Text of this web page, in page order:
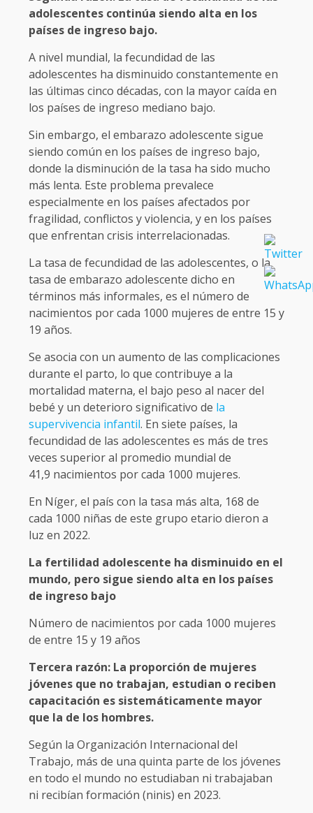
adolescentes continúa siendo alta en los
países de ingreso bajo.
A nivel mundial, la fecundidad de las
adolescentes ha disminuido constantemente en
las últimas cinco décadas, con la mayor caída en
los países de ingreso mediano bajo.
Sin embargo, el embarazo adolescente sigue
siendo común en los países de ingreso bajo,
donde la disminución de la tasa ha sido mucho
más lenta. Este problema prevalece
especialmente en los países afectados por
fragilidad, conflictos y violencia, y en los países
que enfrentan crisis interrelacionadas.
La tasa de fecundidad de las adolescentes, o la
tasa de embarazo adolescente dicho en
términos más informales, es el número de
nacimientos por cada 1000 mujeres de entre 15 y
19 años.
Se asocia con un aumento de las complicaciones
durante el parto, lo que contribuye a la
mortalidad materna, el bajo peso al nacer del
bebé y un deterioro significativo de la
supervivencia infantil. En siete países, la
fecundidad de las adolescentes es más de tres
veces superior al promedio mundial de
41,9 nacimientos por cada 1000 mujeres.
En Níger, el país con la tasa más alta, 168 de
cada 1000 niñas de este grupo etario dieron a
luz en 2022.
La fertilidad adolescente ha disminuido en el
mundo, pero sigue siendo alta en los países
de ingreso bajo
Número de nacimientos por cada 1000 mujeres
de entre 15 y 19 años
Tercera razón: La proporción de mujeres
jóvenes que no trabajan, estudian o reciben
capacitación es sistemáticamente mayor
que la de los hombres.
Según la Organización Internacional del
Trabajo, más de una quinta parte de los jóvenes
en todo el mundo no estudiaban ni trabajaban
ni recibían formación (ninis) en 2023.